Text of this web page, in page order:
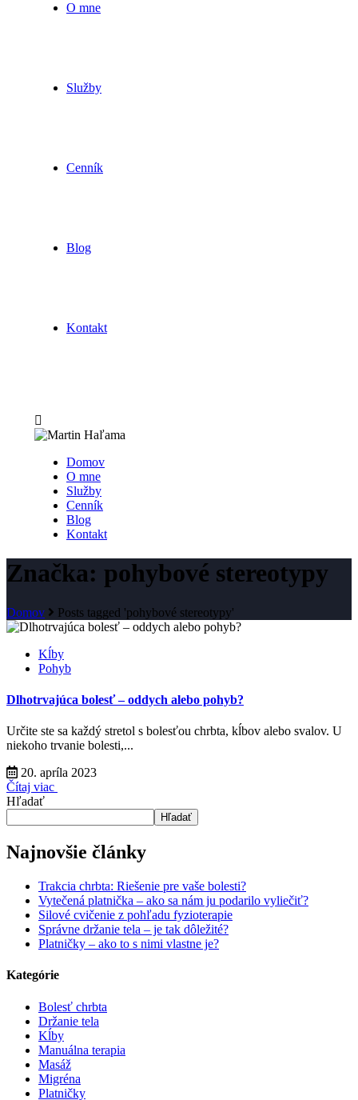
O mne
Služby
Cenník
Blog
Kontakt
Domov
O mne
Služby
Cenník
Blog
Kontakt
Značka: pohybové stereotypy
Domov Posts tagged 'pohybové stereotypy'
Kĺby
Pohyb
Dlhotrvajúca bolesť – oddych alebo pohyb?
Určite ste sa každý stretol s bolesťou chrbta, kĺbov alebo svalov. U
niekoho trvanie bolesti,...
20. apríla 2023
Čítaj viac
Hľadať
Hľadať
Najnovšie články
Trakcia chrbta: Riešenie pre vaše bolesti?
Vytečená platnička – ako sa nám ju podarilo vyliečiť?
Silové cvičenie z pohľadu fyzioterapie
Správne držanie tela – je tak dôležité?
Platničky – ako to s nimi vlastne je?
Kategórie
Bolesť chrbta
Držanie tela
Kĺby
Manuálna terapia
Masáž
Migréna
Platničky